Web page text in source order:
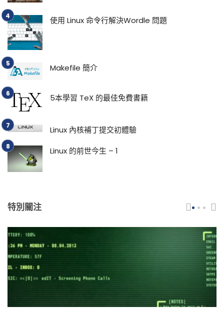
使用 Linux 命令行解決Wordle 問題
Makefile 簡介
5本學習 TeX 的最佳免費書籍
Linux 內核補丁提交初體驗
Linux 的前世今生 – 1
特別關注